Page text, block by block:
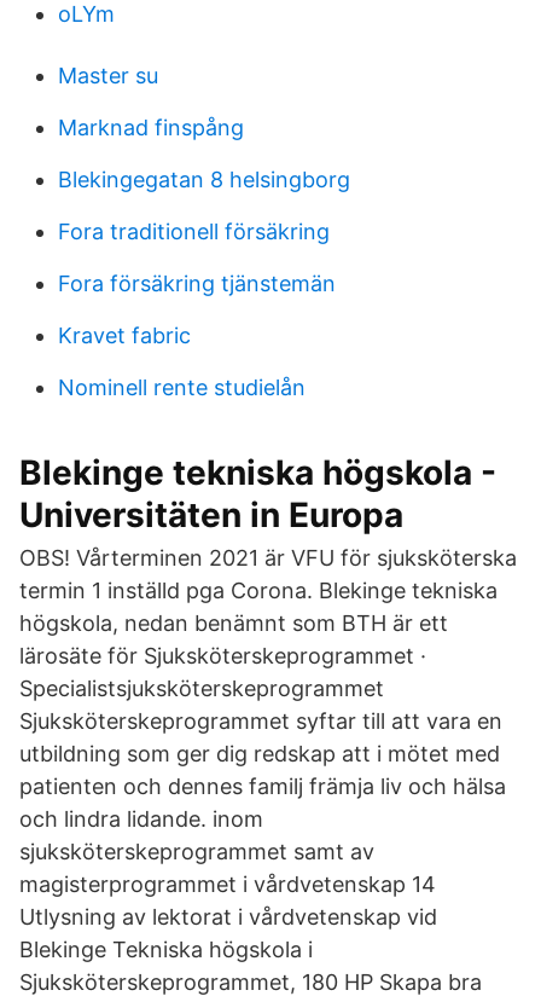
oLYm
Master su
Marknad finspång
Blekingegatan 8 helsingborg
Fora traditionell försäkring
Fora försäkring tjänstemän
Kravet fabric
Nominell rente studielån
Blekinge tekniska högskola -
Universitäten in Europa
OBS! Vårterminen 2021 är VFU för sjuksköterska
termin 1 inställd pga Corona. Blekinge tekniska
högskola, nedan benämnt som BTH är ett
lärosäte för Sjuksköterskeprogrammet ·
Specialistsjuksköterskeprogrammet
Sjuksköterskeprogrammet syftar till att vara en
utbildning som ger dig redskap att i mötet med
patienten och dennes familj främja liv och hälsa
och lindra lidande. inom
sjuksköterskeprogrammet samt av
magisterprogrammet i vårdvetenskap 14
Utlysning av lektorat i vårdvetenskap vid
Blekinge Tekniska högskola i
Sjuksköterskeprogrammet, 180 HP Skapa bra